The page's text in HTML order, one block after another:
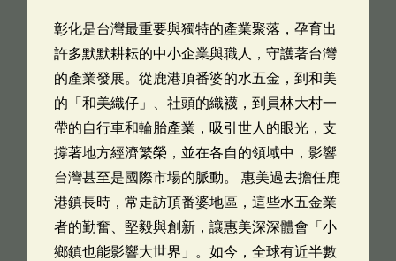
彰化是台灣最重要與獨特的產業聚落，孕育出
許多默默耕耘的中小企業與職人，守護著台灣
的產業發展。從鹿港頂番婆的水五金，到和美
的「和美織仔」、社頭的織襪，到員林大村一
帶的自行車和輪胎產業，吸引世人的眼光，支
撐著地方經濟繁榮，並在各自的領域中，影響
台灣甚至是國際市場的脈動。 惠美過去擔任鹿
港鎮長時，常走訪頂番婆地區，這些水五金業
者的勤奮、堅毅與創新，讓惠美深深體會「小
鄉鎮也能影響大世界」。如今，全球有近半數